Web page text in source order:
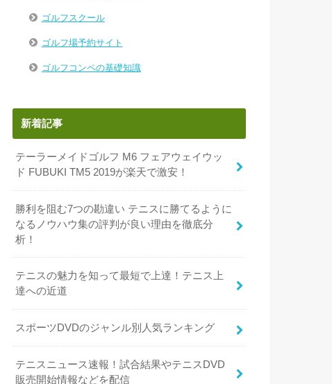
ゴルフスクール
ゴルフ場予約サイト
ゴルフコンペの基礎知識
新着記事
テーラーメイドゴルフ M6 フェアウェイウッ
ド FUBUKI TM5 2019が楽天で激安！
勝利を阻む7つの勘違い テニスに勝てるように
なるノウハウ集の評判が良い理由を徹底分
析！
テニスの魅力を知って最短で上達！テニス上
達への近道
スポーツDVDのジャンル別人気ランキング
テニスニュース速報！試合結果やテニスDVD
販売開始情報などを配信